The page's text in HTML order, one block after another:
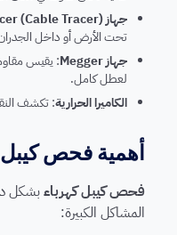
جهاز Tracer (Cable Tracer)
تحت الأرض أو داخل
جهاز Megger
: يقيس
لعطل كامل.
الكاميرا الحرارية: تكشف
أهمية فحص كيبل
فحص كيبل كهرباءبشكل
المشاكل الكبيرة: